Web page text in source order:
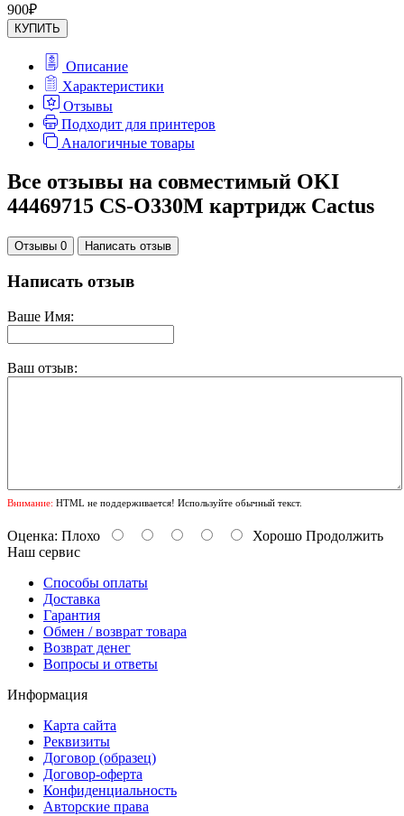
900₽
КУПИТЬ
Описание
Характеристики
Отзывы
Подходит для принтеров
Аналогичные товары
Все отзывы на совместимый OKI
44469715 CS-O330M картридж Cactus
Отзывы 0 Написать отзыв
Написать отзыв
Ваше Имя:
Ваш отзыв:
Внимание: HTML не поддерживается! Используйте обычный текст.
Оценка: Плохо Хорошо Продолжить
Наш сервис
Способы оплаты
Доставка
Гарантия
Обмен / возврат товара
Возврат денег
Вопросы и ответы
Информация
Карта сайта
Реквизиты
Договор (образец)
Договор-оферта
Конфиденциальность
Авторские права